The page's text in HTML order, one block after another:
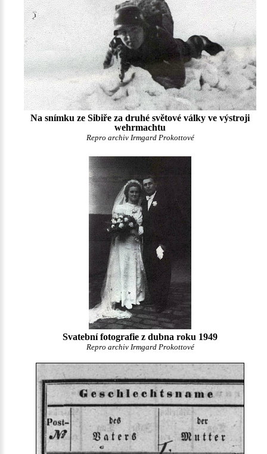
Na snímku ze Sibiře za druhé světové války ve výstroji
wehrmachtu
Repro archiv Irmgard Prokottové
Svatební fotografie z dubna roku 1949
Repro archiv Irmgard Prokottové